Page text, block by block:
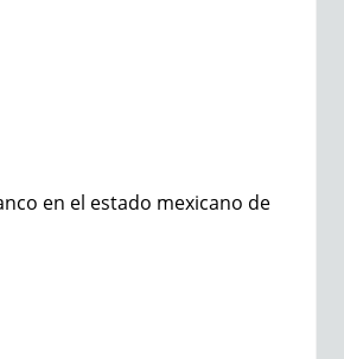
en el estado mexicano de